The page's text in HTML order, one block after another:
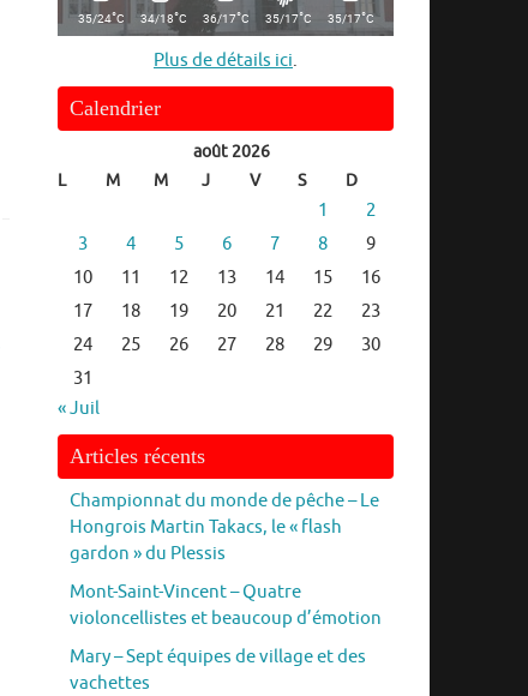
35/24°C 34/18°C 36/17°C 35/17°C 35/17°C
Plus de détails ici.
Calendrier
août 2026
L
M M J V S D
1
2
3
4 5 6 7 8
9
10
11 12 13 14 15
16
17
18 19 20 21 22
23
24
25 26 27 28 29
30
31
« Juil
Articles récents
Championnat du monde de pêche – Le
Hongrois Martin Takacs, le « flash
gardon » du Plessis
Mont-Saint-Vincent – Quatre
violoncellistes et beaucoup d’émotion
Mary – Sept équipes de village et des
vachettes